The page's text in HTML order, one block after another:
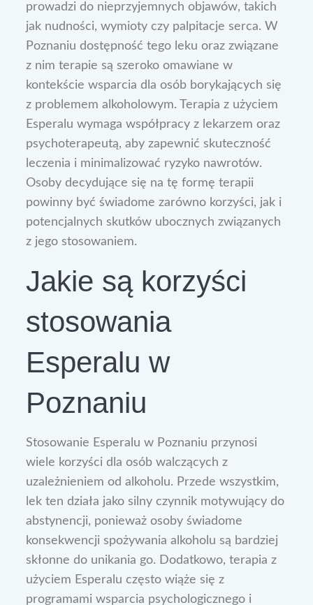
prowadzi do nieprzyjemnych objawów, takich
jak nudności, wymioty czy palpitacje serca. W
Poznaniu dostępność tego leku oraz związane
z nim terapie są szeroko omawiane w
kontekście wsparcia dla osób borykających się
z problemem alkoholowym. Terapia z użyciem
Esperalu wymaga współpracy z lekarzem oraz
psychoterapeutą, aby zapewnić skuteczność
leczenia i minimalizować ryzyko nawrotów.
Osoby decydujące się na tę formę terapii
powinny być świadome zarówno korzyści, jak i
potencjalnych skutków ubocznych związanych
z jego stosowaniem.
Jakie są korzyści
stosowania
Esperalu w
Poznaniu
Stosowanie Esperalu w Poznaniu przynosi
wiele korzyści dla osób walczących z
uzależnieniem od alkoholu. Przede wszystkim,
lek ten działa jako silny czynnik motywujący do
abstynencji, ponieważ osoby świadome
konsekwencji spożywania alkoholu są bardziej
skłonne do unikania go. Dodatkowo, terapia z
użyciem Esperalu często wiąże się z
programami wsparcia psychologicznego i